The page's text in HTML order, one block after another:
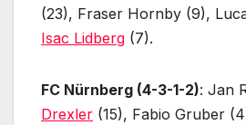
(23), Fraser Hornby (9),
Isac Lidberg (7).
FC Nürnberg (4-3-1-2): Jan
Drexler (15), Fabio Gruber